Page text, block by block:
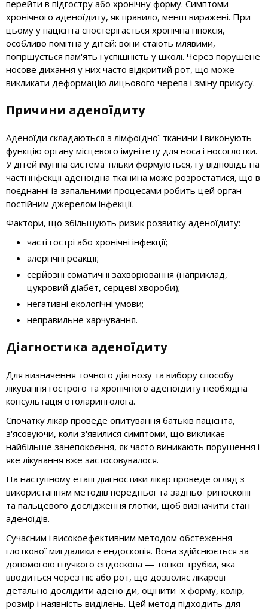
перейти в підгостру або хронічну форму. Симптоми
хронічного аденоїдиту, як правило, менш виражені. При
цьому у пацієнта спостерігається хронічна гіпоксія,
особливо помітна у дітей: вони стають млявими,
погіршується пам'ять і успішність у школі. Через порушене
носове дихання у них часто відкритий рот, що може
викликати деформацію лицьового черепа і зміну прикусу.
Причини аденоїдиту
Аденоїди складаються з лімфоїдної тканини і виконують
функцію органу місцевого імунітету для носа і носоглотки.
У дітей імунна система тільки формуються, і у відповідь на
часті інфекції аденоїдна тканина може розростатися, що в
поєднанні із запальними процесами робить цей орган
постійним джерелом інфекції.
Фактори, що збільшують ризик розвитку аденоїдиту:
часті гострі або хронічні інфекції;
алергічні реакції;
серйозні соматичні захворювання (наприклад,
цукровий діабет, серцеві хвороби);
негативні екологічні умови;
неправильне харчування.
Діагностика аденоїдиту
Для визначення точного діагнозу та вибору способу
лікування гострого та хронічного аденоїдиту необхідна
консультація отоларинголога.
Спочатку лікар проведе опитування батьків пацієнта,
з'ясовуючи, коли з'явилися симптоми, що викликає
найбільше занепокоєння, як часто виникають порушення і
яке лікування вже застосовувалося.
На наступному етапі діагностики лікар проведе огляд з
використанням методів передньої та задньої риноскопії
та пальцевого дослідження глотки, щоб визначити стан
аденоїдів.
Сучасним і високоефективним методом обстеження
глоткової мигдалики є ендоскопія. Вона здійснюється за
допомогою гнучкого ендоскопа — тонкої трубки, яка
вводиться через ніс або рот, що дозволяє лікареві
детально дослідити аденоїди, оцінити їх форму, колір,
розмір і наявність виділень. Цей метод підходить для